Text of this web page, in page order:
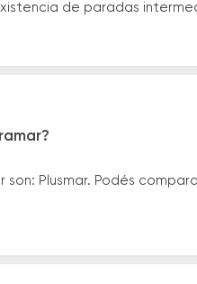
de paradas
Plusmar. Podés